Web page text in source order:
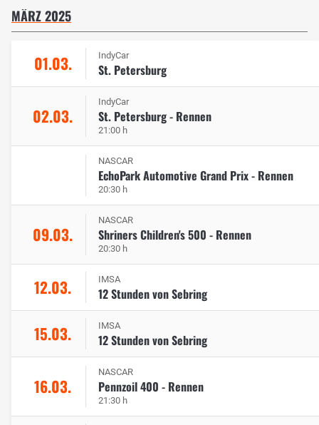
MÄRZ 2025
01.03. IndyCar
St. Petersburg
02.03.
IndyCar
St. Petersburg - Rennen
21:00 h
NASCAR
EchoPark Automotive Grand Prix - Rennen
20:30 h
09.03.
NASCAR
Shriners Children's 500 - Rennen
20:30 h
12.03. IMSA
12 Stunden von Sebring
15.03. IMSA
12 Stunden von Sebring
16.03.
NASCAR
Pennzoil 400 - Rennen
21:30 h